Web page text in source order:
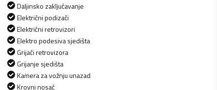
Daljinsko zaključavanje
Električni podizači
Električni retrovizori
Elektro podesiva sjedišta
Grijači retrovizora
Grijanje sjedišta
Kamera za vožnju unazad
Krovni nosač